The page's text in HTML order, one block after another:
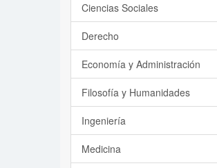
Ciencias Sociales
Derecho
Economía y Administración
Filosofía y Humanidades
Ingeniería
Medicina